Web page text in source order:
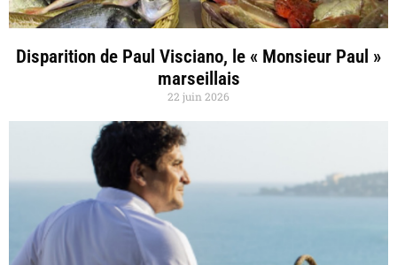
Disparition de Paul Visciano, le « Monsieur Paul »
marseillais
22 juin 2026